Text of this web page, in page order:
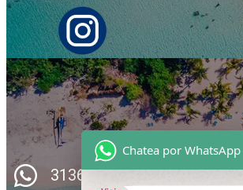
3136492191
Chatea por WhatsApp